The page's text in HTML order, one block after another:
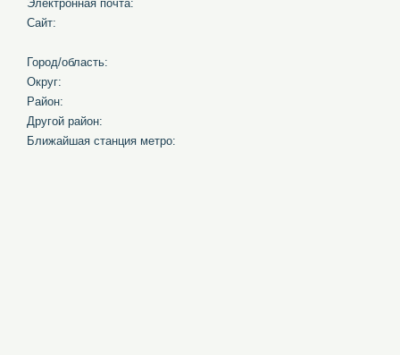
Электронная почта:
Сайт:
Город/область:
Округ:
Район:
Другой район:
Ближайшая станция метро: